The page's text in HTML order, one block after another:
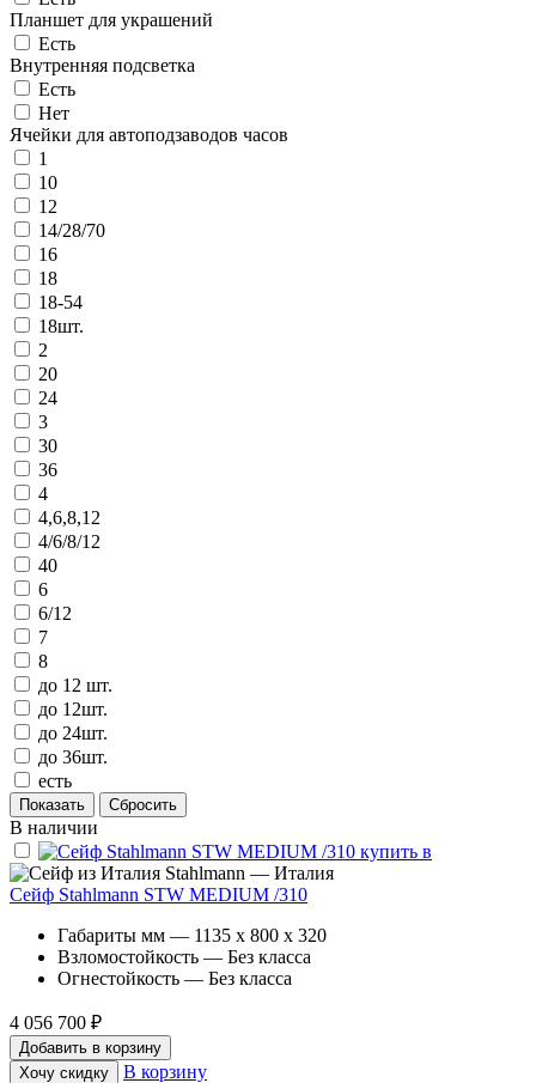
Планшет для украшений
Есть
Внутренняя подсветка
Есть
Нет
Ячейки для автоподзаводов часов
1
10
12
14/28/70
16
18
18-54
18шт.
2
20
24
3
30
36
4
4,6,8,12
4/6/8/12
40
6
6/12
7
8
до 12 шт.
до 12шт.
до 24шт.
до 36шт.
есть
В наличии
Stahlmann — Италия
Сейф Stahlmann STW MEDIUM /310
Габариты мм — 1135 x 800 x 320
Взломостойкость — Без класса
Огнестойкость — Без класса
4 056 700 ₽
Добавить в корзину
Хочу скидку
В корзину